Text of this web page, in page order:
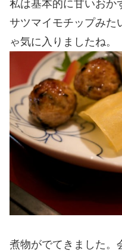
私は基本的に甘いおか
サツマイモチップみた
ゃ気に入りましたね。
煮物がでてきました。